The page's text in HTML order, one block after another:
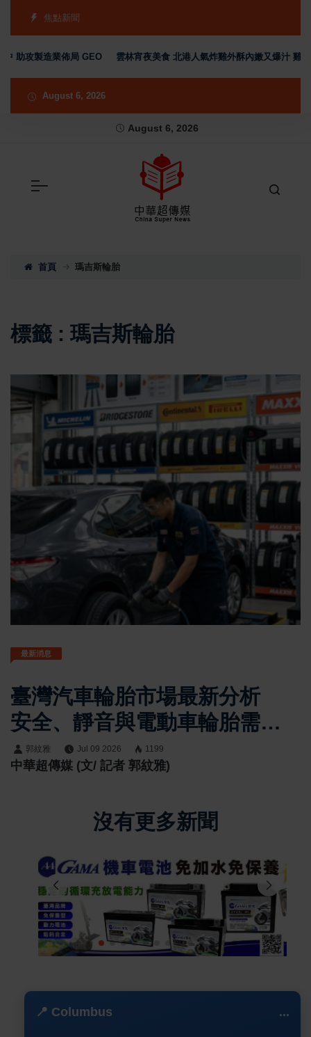
焦點新聞
助攻製造業佈局 GEO 雲林宵夜美食 北港人氣炸雞外酥內嫩又爆汁 雞排
August 6, 2026
August 6, 2026
首頁 瑪吉斯輪胎
標籤 : 瑪吉斯輪胎
最新消息
臺灣汽車輪胎市場最新分析
安全、靜音與電動車輪胎需求
帶動品牌競爭全面升級
郭紋雅 Jul 09 2026 1199
中華超傳媒 (文/ 記者 郭紋雅)
沒有更多新聞
📍 Columbus ...